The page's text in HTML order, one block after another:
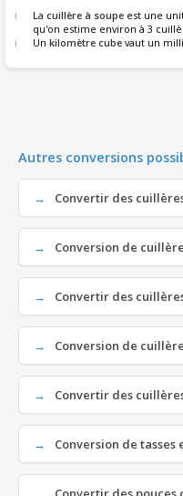
La cuillère à soupe est une
qu'on estime environ à 3
Un kilomètre cube vaut un
Autres conversions
Convertir des
Conversion de
Convertir des
Conversion de
Convertir des
Conversion de tasses